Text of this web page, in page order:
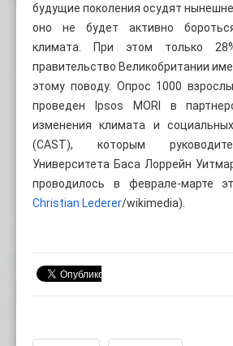
будущие поколения осудят
оно не будет активно
климата. При этом только
правительство Великобритании
этому поводу. Опрос 1000
проведен Ipsos MORI в
изменения климата и
(CAST), которым
Университета Баса Лоррейн
проводилось в феврале-марте
Christian Lederer/wikimedia).